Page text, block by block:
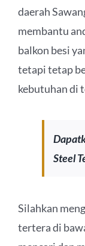
daerah
membantu
balkon besi
tetapi tetap
kebutuhan di
Steel
Silahkan
tertera di